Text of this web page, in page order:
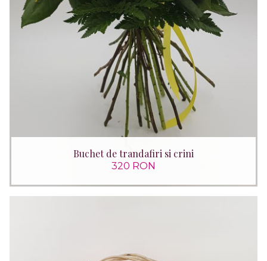
Buchet de trandafiri si crini
320 RON